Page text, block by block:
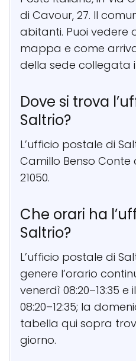
di Cavour, 27. Il
abitanti. Puoi vedere
mappa e come
della sede collegata
Dove si trova
Saltrio?
L’ufficio postale di
Camillo Benso Conte
21050.
Che orari ha
Saltrio?
L’ufficio postale di
genere l’orario
venerdì 08:20–13:35
08:20–12:35; la
tabella qui sopra
giorno.